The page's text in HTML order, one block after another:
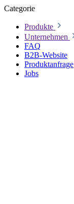
Categorie
Produkte
Unternehmen
FAQ
B2B-Website
Produktanfrage
Jobs